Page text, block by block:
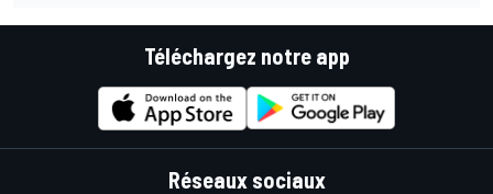
Téléchargez notre app
Réseaux sociaux